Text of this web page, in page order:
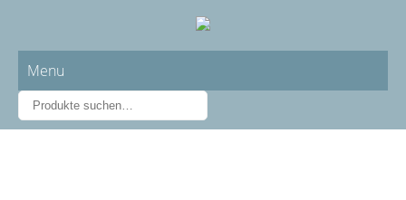
Menu